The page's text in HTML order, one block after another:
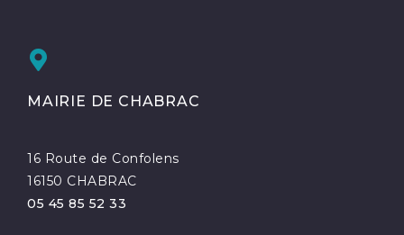
MAIRIE DE CHABRAC
16 Route de Confolens
16150 CHABRAC
05 45 85 52 33